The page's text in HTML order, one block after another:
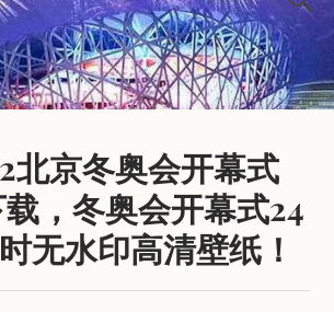
北京冬奥会开幕式
，冬奥会开幕式24
无水印高清壁纸！